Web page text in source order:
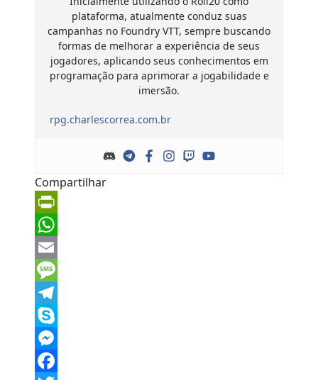
plataforma, atualmente conduz suas
campanhas no Foundry VTT, sempre buscando
formas de melhorar a experiência de seus
jogadores, aplicando seus conhecimentos em
programação para aprimorar a jogabilidade e
imersão.
rpg.charlescorrea.com.br
Compartilhar
PrintFriendly
WhatsApp
Email
Message
Telegram
Skype
Messenger